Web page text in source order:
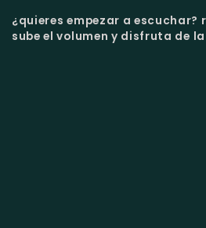
¿quieres empezar a escuchar?
sube el volumen y disfruta de